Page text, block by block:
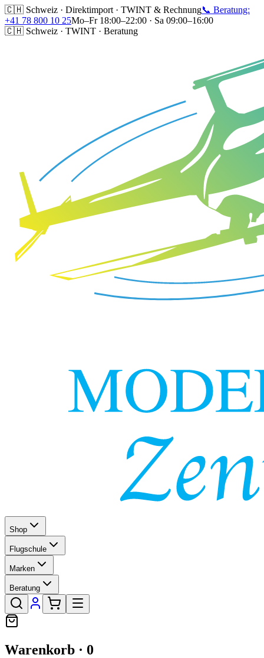
🇨🇭 Schweiz · Direktimport · TWINT & Rechnung📞 Beratung:
+41 78 800 10 25Mo–Fr 18:00–22:00 · Sa 09:00–16:00
🇨🇭 Schweiz · TWINT · Beratung
Shop
Flugschule
Marken
Beratung
Warenkorb · 0